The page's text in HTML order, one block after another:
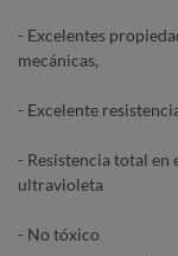
- Excelentes
mecánicas,
- Excelente
- Resistencia total en
ultravioleta
- No tóxico